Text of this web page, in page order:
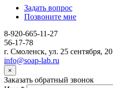
Задать вопрос
Позвоните мне
8-920-665-11-27
56-17-78
г. Смоленск, ул. 25 сентября, 20
info@soap-lab.ru
×
Заказать обратный звонок